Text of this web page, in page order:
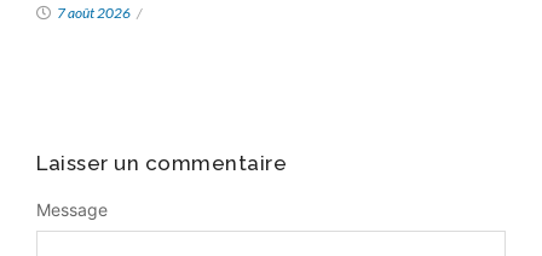
7 août 2026 /
Laisser un commentaire
Message